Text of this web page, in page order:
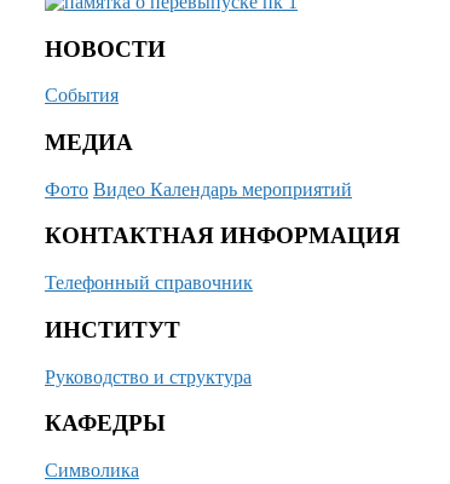
НОВОСТИ
События
МЕДИА
Фото Видео Календарь мероприятий
КОНТАКТНАЯ ИНФОРМАЦИЯ
Телефонный справочник
ИНСТИТУТ
Руководство и структура
КАФЕДРЫ
Символика